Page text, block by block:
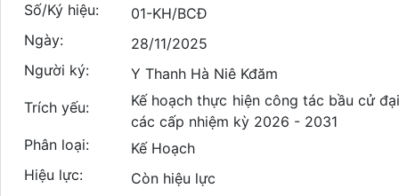
Số/Ký hiệu:
01-KH/BCĐ
Ngày:
28/11/2025
Người ký:
Y Thanh Hà Niê Kđăm
Trích yếu:
Kế hoạch thực hiện công tác bầu cử
các cấp nhiệm kỳ 2026 - 2031
Phân loại:
Kế Hoạch
Hiệu lực:
Còn hiệu lực